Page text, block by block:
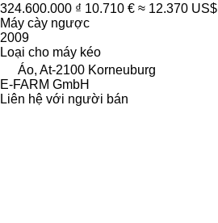
324.600.000 ₫ 10.710 € ≈ 12.370 US$
Máy cày ngược
2009
Loại cho máy kéo
Áo, At-2100 Korneuburg
E-FARM GmbH
Liên hệ với người bán